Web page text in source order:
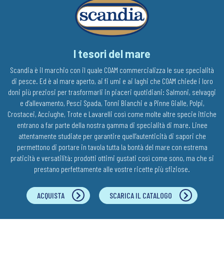
I tesori del mare
Scandia è il marchio con il quale COAM commercializza le sue specialità
di pesce. Ed è al mare aperto, ai fi umi e ai laghi che COAM chiede i loro
doni più preziosi per trasformarli in piaceri quotidiani: Salmoni, selvaggi
e d’allevamento, Pesci Spada, Tonni Bianchi e a Pinne Gialle, Polpi,
Crostacei, Acciughe, Trote e Lavarelli così come molte altre specie ittiche
entrano a far parte della nostra gamma di specialità di mare. Linee
attentamente studiate per garantire quell’autenticità di sapori che
permettono di portare in tavola tutta la bontà del mare con estrema
praticità e versatilità: prodotti ottimi gustati così come sono, ma che si
prestano perfettamente alle vostre ricette più sfiziose.
ACQUISTA SCARICA IL CATALOGO